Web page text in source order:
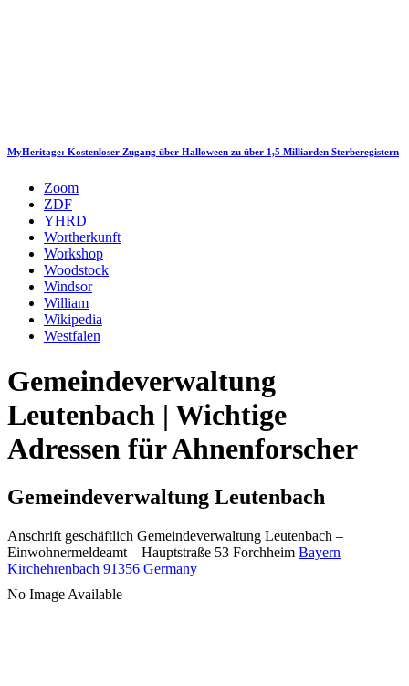
MyHeritage: Kostenloser Zugang über Halloween zu über 1,5 Milliarden Sterberegistern
Zoom
ZDF
YHRD
Wortherkunft
Workshop
Woodstock
Windsor
William
Wikipedia
Westfalen
Gemeindeverwaltung
Leutenbach | Wichtige
Adressen für Ahnenforscher
Gemeindeverwaltung Leutenbach
Anschrift geschäftlich Gemeindeverwaltung Leutenbach –
Einwohnermeldeamt – Hauptstraße 53 Forchheim Bayern
Kirchehrenbach 91356 Germany
No Image Available